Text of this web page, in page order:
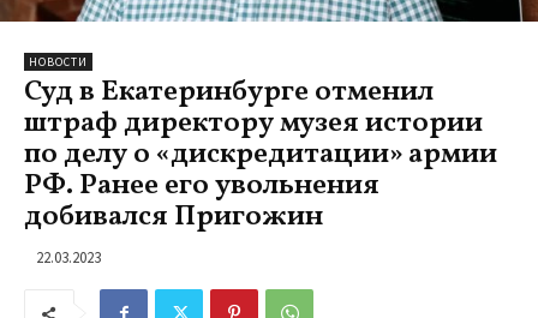
НОВОСТИ
Суд в Екатеринбурге отменил
штраф директору музея истории
по делу о «дискредитации» армии
РФ. Ранее его увольнения
добивался Пригожин
22.03.2023